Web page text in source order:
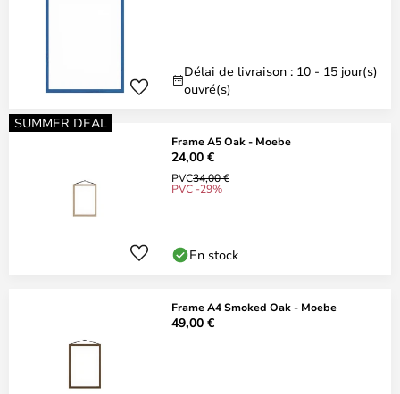
Délai de livraison : 10 - 15 jour(s)
ouvré(s)
SUMMER DEAL
Frame A5 Oak - Moebe
24,00 €
PVC34,00 €
PVC -29%
En stock
Frame A4 Smoked Oak - Moebe
49,00 €